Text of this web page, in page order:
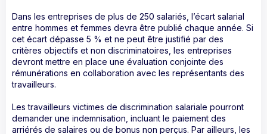
Dans les entreprises de plus de 250 salariés, l’écart salarial
entre hommes et femmes devra être publié chaque année. Si
cet écart dépasse 5 % et ne peut être justifié par des
critères objectifs et non discriminatoires, les entreprises
devront mettre en place une évaluation conjointe des
rémunérations en collaboration avec les représentants des
travailleurs.
Les travailleurs victimes de discrimination salariale pourront
demander une indemnisation, incluant le paiement des
arriérés de salaires ou de bonus non perçus. Par ailleurs, les